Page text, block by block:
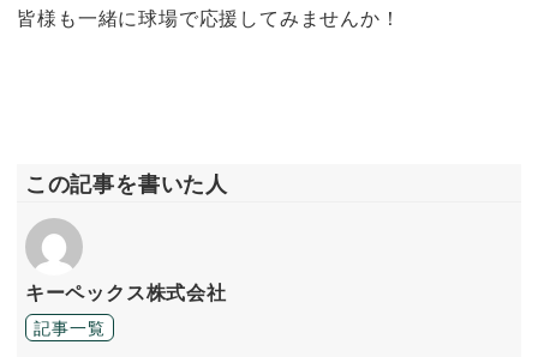
皆様も一緒に球場で応援してみませんか！
この記事を書いた人
キーペックス株式会社
記事一覧